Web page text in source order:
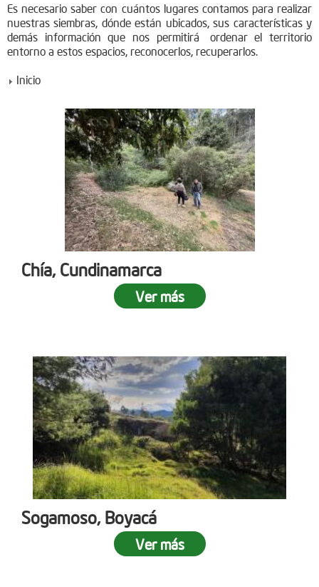
Es necesario saber con cuántos lugares contamos para realizar
nuestras siembras, dónde están ubicados, sus características y
demás información que nos permitirá ordenar el territorio
entorno a estos espacios, reconocerlos, recuperarlos.
Inicio
Chía, Cundinamarca
Ver más
Sogamoso, Boyacá
Ver más